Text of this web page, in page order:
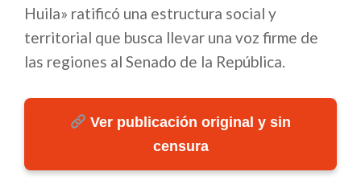
Huila» ratificó una estructura social y
territorial que busca llevar una voz firme de
las regiones al Senado de la República.
Ver publicación original y sin
censura